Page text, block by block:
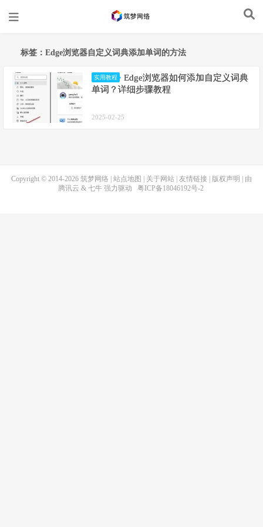
标签：Edge浏览器自定义词典添加单词的方法
实用教程
Edge浏览器如何添加自定义词典
单词？详细步骤教程
2025-02-25
Copyright © 2014-2026 筑梦网络 站点地图 关于网站 友情链接 版权声明
| 由
腾讯云 & 七牛强力驱动 粤ICP备18046192号-2